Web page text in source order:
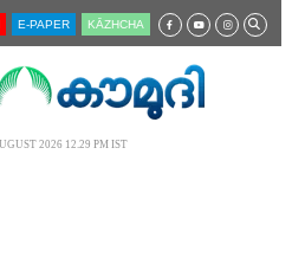
E-PAPER KĀZHCHA
2026 12.29 PM IST